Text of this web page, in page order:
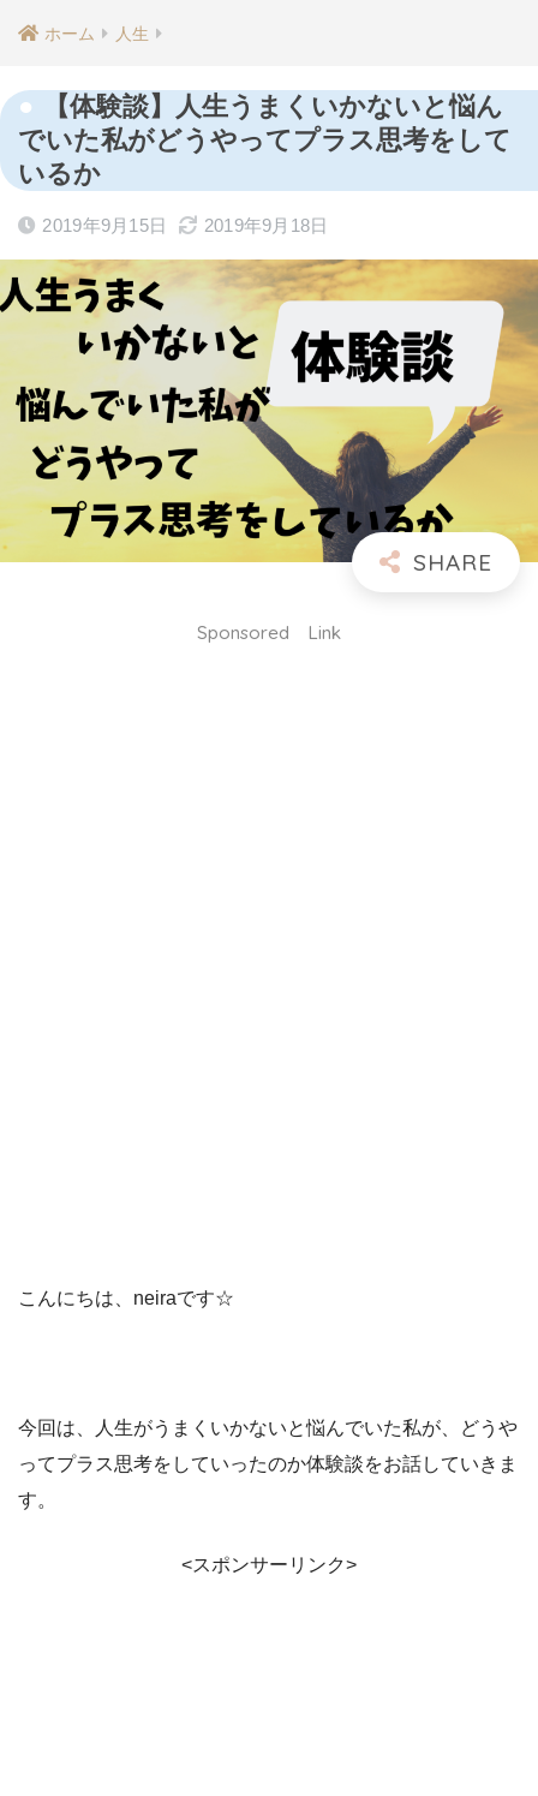
ホーム 人生
【体験談】人生うまくいかないと悩ん
でいた私がどうやってプラス思考をして
いるか
2019年9月15日 2019年9月18日
Sponsored Link
こんにちは、neiraです☆
今回は、人生がうまくいかないと悩んでいた私が、どうや
ってプラス思考をしていったのか体験談をお話していきま
す。
<スポンサーリンク>